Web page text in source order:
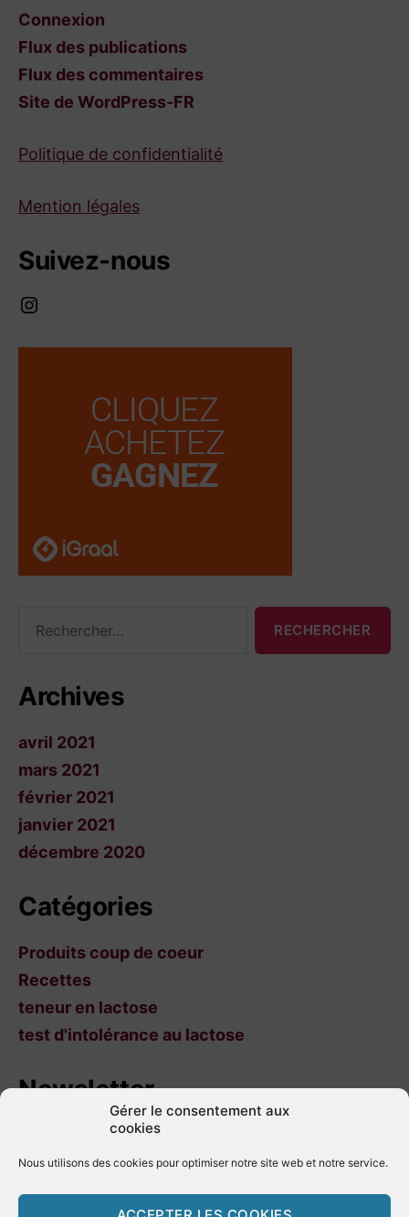
Gérer le consentement aux
cookies
Nous utilisons des cookies pour optimiser notre site web et notre service.
Connexion
Flux des publications
Flux des commentaires
Site de WordPress-FR
Politique de confidentialité
Mention légales
Suivez-nous
Instagram
Archives
avril 2021
mars 2021
février 2021
janvier 2021
décembre 2020
Catégories
Produits coup de coeur
Recettes
teneur en lactose
test d'intolérance au lactose
Newsletter